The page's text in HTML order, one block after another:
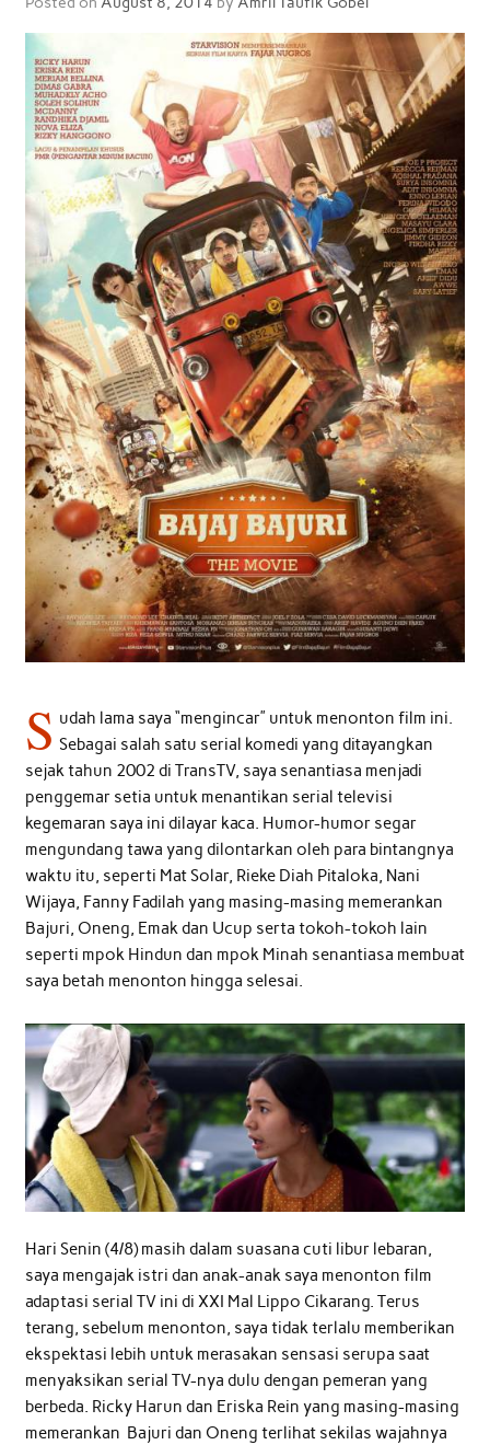
S udah lama saya “mengincar” untuk menonton film ini.
Sebagai salah satu serial komedi yang ditayangkan
sejak tahun 2002 di TransTV, saya senantiasa menjadi
penggemar setia untuk menantikan serial televisi
kegemaran saya ini dilayar kaca. Humor-humor segar
mengundang tawa yang dilontarkan oleh para bintangnya
waktu itu, seperti Mat Solar, Rieke Diah Pitaloka, Nani
Wijaya, Fanny Fadilah yang masing-masing memerankan
Bajuri, Oneng, Emak dan Ucup serta tokoh-tokoh lain
seperti mpok Hindun dan mpok Minah senantiasa membuat
saya betah menonton hingga selesai.
Hari Senin (4/8) masih dalam suasana cuti libur lebaran,
saya mengajak istri dan anak-anak saya menonton film
adaptasi serial TV ini di XXI Mal Lippo Cikarang. Terus
terang, sebelum menonton, saya tidak terlalu memberikan
ekspektasi lebih untuk merasakan sensasi serupa saat
menyaksikan serial TV-nya dulu dengan pemeran yang
berbeda. Ricky Harun dan Eriska Rein yang masing-masing
memerankan Bajuri dan Oneng terlihat sekilas wajahnya